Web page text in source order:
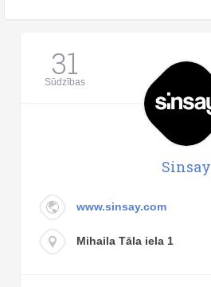
31
Sūdzības
Sinsay
www.sinsay.com
Mihaila Tāla iela 1